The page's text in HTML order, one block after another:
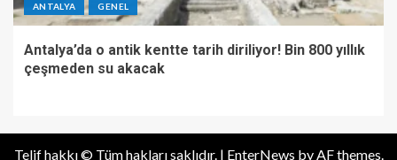
ANTALYA GENEL
Antalya’da o antik kentte tarih diriliyor! Bin 800 yıllık
çeşmeden su akacak
Telif hakkı © Tüm hakları saklıdır. | EnterNews by AF themes.